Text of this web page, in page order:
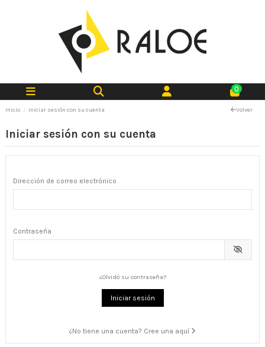
0
Inicio Iniciar sesión con su cuenta Volver
Iniciar sesión con su cuenta
Dirección de correo electrónico
Contraseña
¿Olvidó su contraseña?
Iniciar sesión
¿No tiene una cuenta? Cree una aquí